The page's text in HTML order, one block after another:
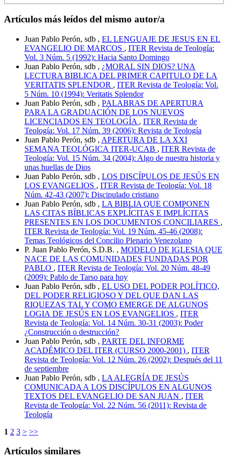
Artículos más leídos del mismo autor/a
Juan Pablo Perón, sdb , EL LENGUAJE DE JESUS EN EL
EVANGELIO DE MARCOS , ITER Revista de Teología:
Vol. 3 Núm. 5 (1992): Hacia Santo Domingo
Juan Pablo Perón, sdb , ¿MORAL SIN DIOS? UNA
LECTURA BIBLICA DEL PRIMER CAPITULO DE LA
VERITATIS SPLENDOR , ITER Revista de Teología: Vol.
5 Núm. 10 (1994): Veritatis Splendor
Juan Pablo Perón, sdb , PALABRAS DE APERTURA
PARA LA GRADUACIÓN DE LOS NUEVOS
LICENCIADOS EN TEOLOGÍA , ITER Revista de
Teología: Vol. 17 Núm. 39 (2006): Revista de Teología
Juan Pablo Perón, sdb , APERTURA DE LA XXI
SEMANA TEOLÓGICA ITER-UCAB , ITER Revista de
Teología: Vol. 15 Núm. 34 (2004): Algo de nuestra historia y
unas huellas de Dios
Juan Pablo Perón, sdb , LOS DISCÍPULOS DE JESÚS EN
LOS EVANGELIOS , ITER Revista de Teología: Vol. 18
Núm. 42-43 (2007): Discipulado cristiano
Juan Pablo Perón, sdb , LA BIBLIA QUE COMPONEN
LAS CITAS BÍBLICAS EXPLÍCITAS E IMPLÍCITAS
PRESENTES EN LOS DOCUMENTOS CONCILIARES ,
ITER Revista de Teología: Vol. 19 Núm. 45-46 (2008):
Temas Teológicos del Concilio Plenario Venezolano
P. Juan Pablo Perón, S.D.B. , MODELO DE IGLESIA QUE
NACE DE LAS COMUNIDADES FUNDADAS POR
PABLO , ITER Revista de Teología: Vol. 20 Núm. 48-49
(2009): Pablo de Tarso para hoy
Juan Pablo Perón, sdb , EL USO DEL PODER POLÍTICO,
DEL PODER RELIGIOSO Y DEL QUE DAN LAS
RIQUEZAS TAL Y COMO EMERGE DE ALGUNOS
LOGIA DE JESÚS EN LOS EVANGELIOS , ITER
Revista de Teología: Vol. 14 Núm. 30-31 (2003): Poder
¿Construcción o destrucción?
Juan Pablo Perón, sdb , PARTE DEL INFORME
ACADÉMICO DEL ITER (CURSO 2000-2001) , ITER
Revista de Teología: Vol. 12 Núm. 26 (2002): Después del 11
de septiembre
Juan Pablo Perón, sdb , LA ALEGRÍA DE JESÚS
COMUNICADA A LOS DISCÍPULOS EN ALGUNOS
TEXTOS DEL EVANGELIO DE SAN JUAN , ITER
Revista de Teología: Vol. 22 Núm. 56 (2011): Revista de
Teología
1 2 3 > >>
Artículos similares